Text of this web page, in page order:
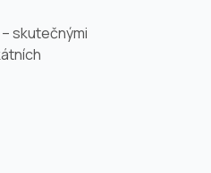
skutečnými